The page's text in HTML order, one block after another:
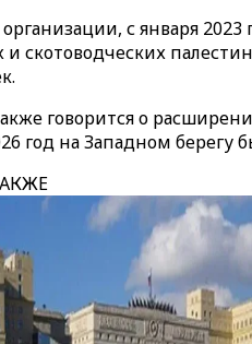
с января
и скотоводческих
говорится о
год на Западном берегу